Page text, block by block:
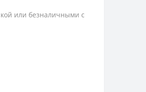
или безналичными с